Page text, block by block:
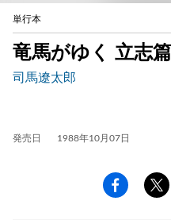
単行本
竜馬がゆく 立志篇
司馬遼太郎
発売日 1988年10月07日